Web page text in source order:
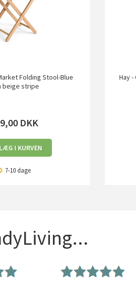
Folding Stool-Blue
beige stripe
DKK
LÆG I KURVEN
7-10 dage
Hay